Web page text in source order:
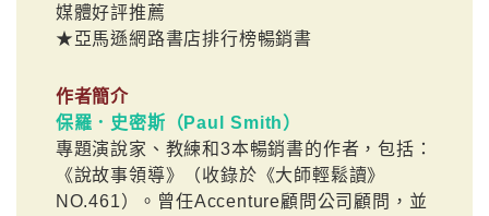
媒體好評推薦
★亞馬遜網路書店排行榜暢銷書
作者簡介
保羅．史密斯（Paul Smith）
專題演說家、教練和3本暢銷書的作者，包括：
《說故事領導》（收錄於《大師輕鬆讀》
NO.461）。曾任Accenture顧問公司顧問，並